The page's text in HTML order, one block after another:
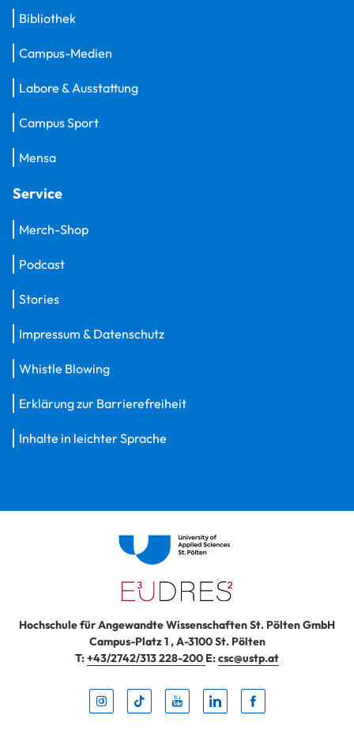
Bibliothek
Campus-Medien
Labore & Ausstattung
Campus Sport
Mensa
Service
Merch-Shop
Podcast
Stories
Impressum & Datenschutz
Whistle Blowing
Erklärung zur Barrierefreiheit
Inhalte in leichter Sprache
Hochschule für Angewandte Wissenschaften St. Pölten GmbH
Campus-Platz 1,A-3100St. Pölten
T:+43/2742/313 228-200 E:csc@ustp.at